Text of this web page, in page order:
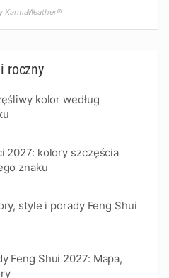
roczny
kolor według
2027: kolory szczęścia
znaku
style i porady Feng Shui
Feng Shui 2027: Mapa,
KarmaWeather®